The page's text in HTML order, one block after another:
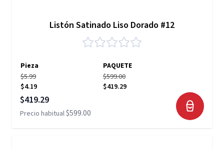
Listón Satinado Liso Dorado #12
Pieza
PAQUETE
$5.99
$4.19
$599.00
$419.29
Precio especial
$419.29
Precio habitual$599.00